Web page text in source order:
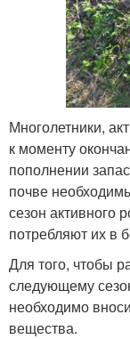
Многолетники,
к моменту
пополнении
почве
сезон активного
потребляют их в
Для того, чтобы
следующему
необходимо
вещества.